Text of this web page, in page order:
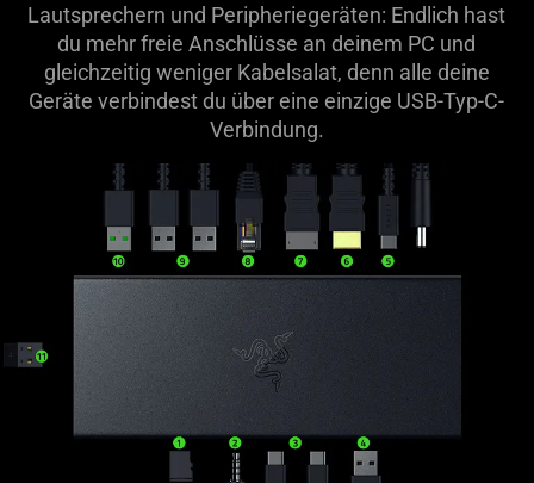
animation
support
what
additional
information.
Lautsprechern und Peripheriegeräten: Endlich hast
du mehr freie Anschlüsse an deinem PC und
gleichzeitig weniger Kabelsalat, denn alle deine
Geräte verbindest du über eine einzige USB-Typ-C-
Verbindung.